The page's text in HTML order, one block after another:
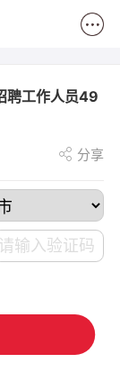
聘工作人员49
分享